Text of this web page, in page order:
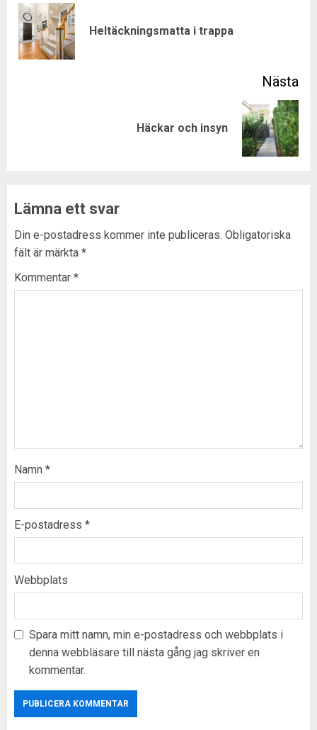
navigation
Heltäckningsmatta i trappa
Häckar och insyn
Lämna ett svar
Din e-postadress kommer inte publiceras. Obligatoriska
fält är märkta *
Kommentar *
Namn *
E-postadress *
Webbplats
Spara mitt namn, min e-postadress och webbplats i
denna webbläsare till nästa gång jag skriver en
kommentar.